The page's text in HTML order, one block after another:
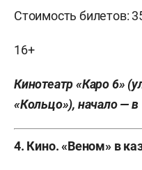
Стоимость билетов:
16+
Кинотеатр «Каро 6»
«Кольцо»), начало — в
4. Кино. «Веном» в